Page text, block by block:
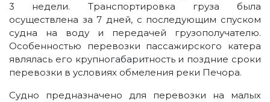
3 недели. Транспортировка груза была
осуществлена за 7 дней, с последующим спуском
судна на воду и передачей грузополучателю.
Особенностью перевозки пассажирского катера
являлась его крупногабаритность и поздние сроки
перевозки в условиях обмеления реки Печора.
Судно предназначено для перевозки на малых